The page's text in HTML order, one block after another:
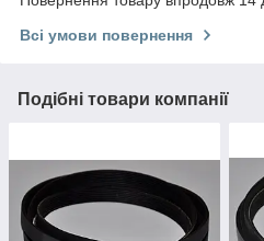
Всі умови повернення
Подібні товари компанії